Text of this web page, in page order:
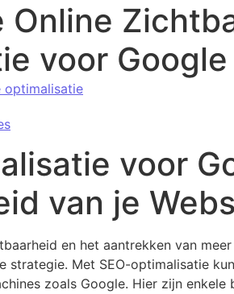
Online
voor Google
optimalisatie
voor
van je
en het aantrekken van
strategie. Met SEO-optimalisatie
zoals Google. Hier zijn